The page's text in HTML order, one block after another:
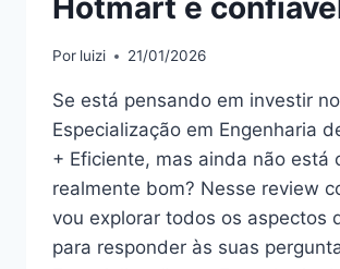
Hotmart é
Por luizi 21/01/2026
Se está pensando em investir
Especialização em Engenharia
+ Eficiente, mas ainda não está
realmente bom? Nesse review
vou explorar todos os aspectos
para responder às suas